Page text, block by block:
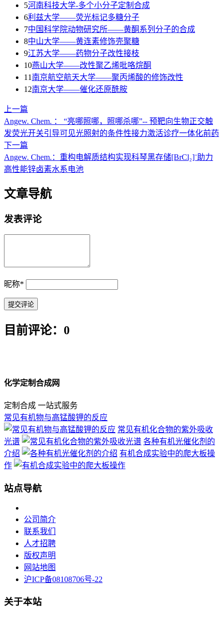
5河南科技大学-多个小分子定制合成
6利兹大学——荧光标记多糖分子
7中国科学院动物研究所——黄酮系列分子的合成
8中山大学——黄连素修饰壳聚糖
9江苏大学——药物分子改性接枝
10燕山大学——改性聚乙烯吡咯烷酮
11 南京航空航天大学——聚丙烯酸的修饰改性
12南京大学——催化还原酰胺
上一篇
Angew. Chem. ： “亮哪照哪，照哪杀哪”-- 预靶向生物正交触
发荧光开关引导可见光照射的条件性接力激活诊疗一体化前药
下一篇
Angew. Chem.：重构电解质结构实现科琴黑存储[BrCl₂]⁻助力
高性能锌卤素水系电池
文章导航
发表评论
昵称*
目前评论：0
化学定制合成网
定制合成 一站式服务
常见有机物与高锰酸钾的反应
常见有机化合物的紫外吸收
光谱
各种有机光催化剂的
介绍
有机合成实验中的爬大板操
作
站点导航
公司简介
联系我们
人才招聘
版权声明
网站地图
沪ICP备08108706号-22
关于本站